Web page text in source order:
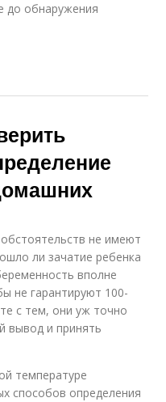
до обнаружения
не имеют
ли зачатие ребенка
вполне
не гарантируют 100-
с тем, они уж точно
вывод и принять
температуре
способов определения